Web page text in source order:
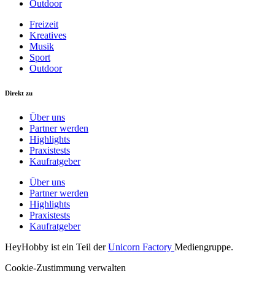
Outdoor
Freizeit
Kreatives
Musik
Sport
Outdoor
Direkt zu
Über uns
Partner werden
Highlights
Praxistests
Kaufratgeber
Über uns
Partner werden
Highlights
Praxistests
Kaufratgeber
HeyHobby ist ein Teil derUnicorn Factory Mediengruppe.
Cookie-Zustimmung verwalten